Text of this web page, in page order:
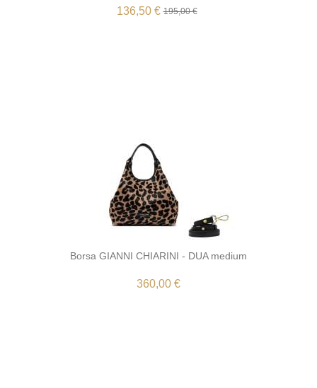
136,50 €195,00 €
Borsa GIANNI CHIARINI - DUA medium
360,00 €